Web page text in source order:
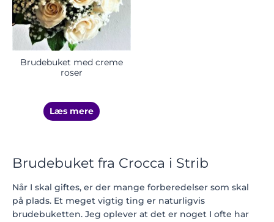
Brudebuket med creme
roser
Læs mere
Brudebuket fra Crocca i Strib
Når I skal giftes, er der mange forberedelser som skal
på plads. Et meget vigtig ting er naturligvis
brudebuketten. Jeg oplever at det er noget I ofte har